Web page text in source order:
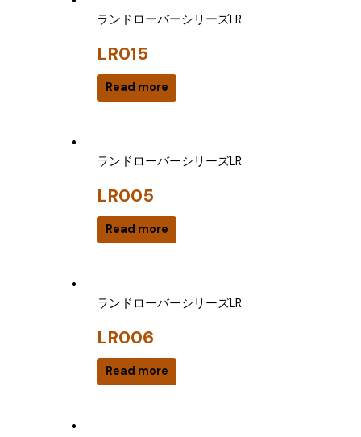
ランドローバーシリーズLR
LR015
Read more
ランドローバーシリーズLR
LR005
Read more
ランドローバーシリーズLR
LR006
Read more